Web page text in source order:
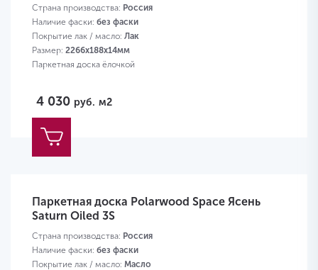
Страна производства: Россия
Наличие фаски: без фаски
Покрытие лак / масло: Лак
Размер: 2266х188х14мм
Паркетная доска ёлочкой
4 030 руб. м2
Паркетная доска Polarwood Space Ясень
Saturn Oiled 3S
Страна производства: Россия
Наличие фаски: без фаски
Покрытие лак / масло: Масло